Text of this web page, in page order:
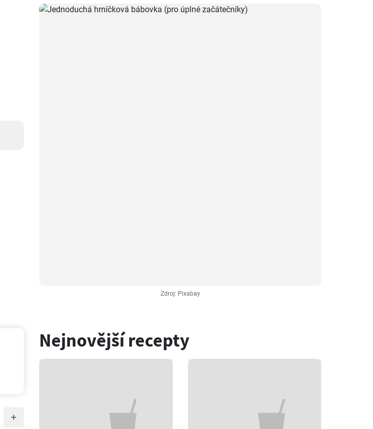
Zdroj: Pixabay
Nejnovější recepty